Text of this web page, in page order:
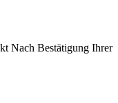
Nach Bestätigung Ihrer